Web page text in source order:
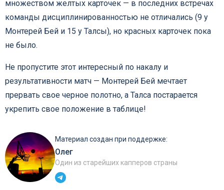
множеством желтых карточек — в последних встречах
команды дисциплинированностью не отличались (9 у
Монтерей Бей и 15 у Талсы), но красных карточек пока
не было.
Не пропустите этот интересный по накалу и
результативности матч — Монтерей Бей мечтает
прервать свое черное полотно, а Талса постарается
укрепить свое положение в таблице!
Материал создан при поддержке:
Олег
Один из старейших капперов страны